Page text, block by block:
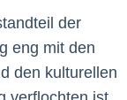
der
eng mit den
den kulturellen